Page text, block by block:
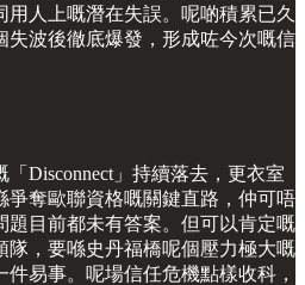
人上嘅潛在失誤。呢啲積累已久
失波後徹底爆發，形成咗今次嘅信
Disconnect」持續落去，更衣室
爭奪歐聯資格嘅關鍵直路，仲可唔
題目前都未有答案。但可以肯定嘅
隊，要喺史丹福橋呢個壓力極大嘅
易事。呢場信任危機點樣收科，